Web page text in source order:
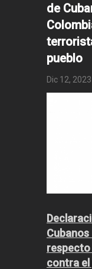
de
pueblo
Dic 12, 2023
contra el